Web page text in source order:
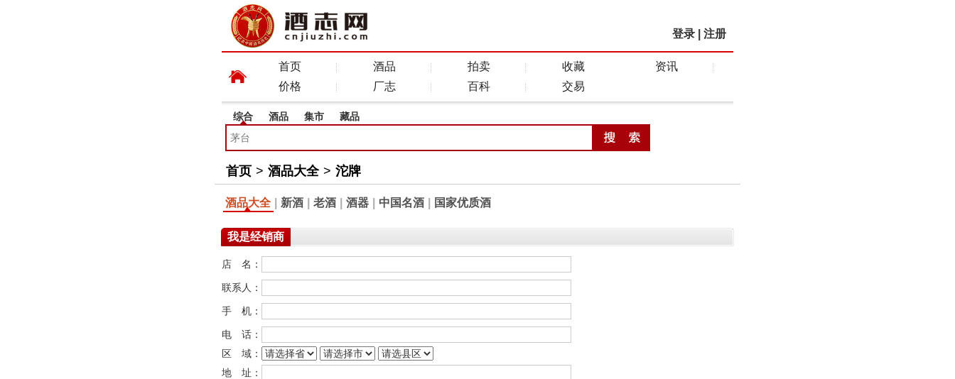
登录 注册
首页 酒品 拍卖 收藏
资讯
价格
厂志 百科 交易
综合 酒品 集市 藏品
首页 > 酒品大全 > 沱牌
酒品大全 新酒 老酒 酒器 中国名酒 国家优质酒
我是经销商
店 名：
联系人：
手 机：
电 话：
区 域：
地 址：